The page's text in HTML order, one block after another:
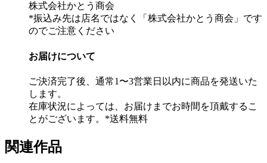
株式会社かとう商会
*振込み先は店名ではなく「株式会社かとう商会」です
のでご注意ください
お届けについて
ご決済完了後、通常1〜3営業日以内に商品を発送いた
します。
在庫状況によっては、お届けまでお時間を頂戴するこ
とがございます。*送料無料
関連作品